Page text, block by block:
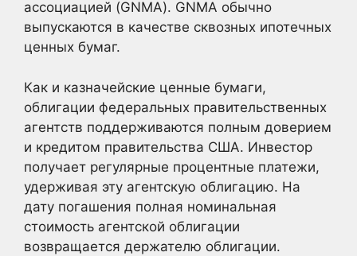
ассоциацией (GNMA). GNMA обычно
выпускаются в качестве сквозных ипотечных
ценных бумаг.
Как и казначейские ценные бумаги,
облигации федеральных правительственных
агентств поддерживаются полным доверием
и кредитом правительства США. Инвестор
получает регулярные процентные платежи,
удерживая эту агентскую облигацию. На
дату погашения полная номинальная
стоимость агентской облигации
возвращается держателю облигации.